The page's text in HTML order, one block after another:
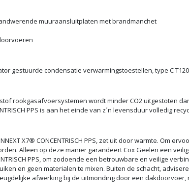
en 1950 mm
muuraansluitplaten met brandmanchet
gestuurde condensatie verwarmingstoestellen, type C T120
rookgasafvoersystemen wordt minder CO2 uitgestoten